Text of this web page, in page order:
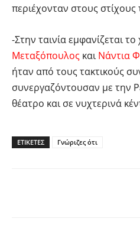
περιέχονταν στους στίχους
-Στην ταινία εμφανίζεται
Μεταξόπουλος καιΝάντια
ήταν από τους τακτικούς
συνεργαζόντουσαν με την
θέατρο και σε νυχτερινά
ΕΤΙΚΕΤΕΣ Γνώριζες ότι